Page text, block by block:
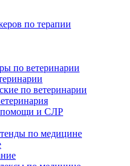
по терапии
по ветеринарии
по ветеринарии
помощи и СЛР
по медицине